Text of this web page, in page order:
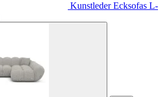
Kunstleder Ecksofas L-